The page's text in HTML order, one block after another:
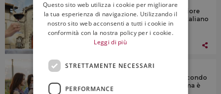
Le Donne della Vite premiano la migliore
fotografia di un paesaggio del vino italiano
03 Agosto 2026
ITALIA
Enoturismo, estate a due velocità secondo
gli addetti ai lavori: la domanda c’è, ma è
ENGLISH
Questo sito web utilizza i cookie per migliorare
la tua esperienza di navigazione. Utilizzando il
nostro sito web acconsenti a tutti i cookie in
conformità con la nostra policy per i cookie.
Leggi di più
STRETTAMENTE NECESSARI
PERFORMANCE